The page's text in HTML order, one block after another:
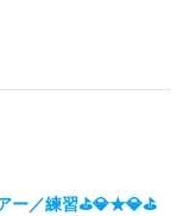
ー／練習⛳💎★💎⛳